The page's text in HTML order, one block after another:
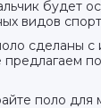
будет
видов
сделаны с
предлагаем
поло для